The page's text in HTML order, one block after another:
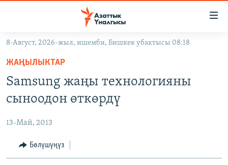
Навигацияга
өтүңүз
Издөөгө
салыңызКЫРГЫЗСТАН
ЭКОНОМИКА
МАДАНИЯТ
БОРБОР АЗИЯ
АТАЙЫН ИЛИКТӨӨ
ТВ ПРОГРАММАЛАР
8-Август, 2026-жыл, ишемби, Бишкек убактысы 08:18
ЖАҢЫЛЫКТАР
Samsung жаңы технологияны
сыноодон өткөрдү
13-Май, 2013
Бөлүшүңүз